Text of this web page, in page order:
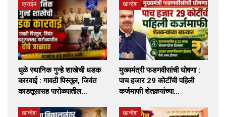
क्राईम
धुळे स्थानिक गुन्हे शाखेची धडक
कारवाई : गावठी पिस्तूल, जिवंत
काडतूसासह पारोळ्यातील…
खान्देश
मुख्यमंत्री फडणवीसांची घोषणा :
पाच हजार 29 कोटींची पहिली
कर्जमाफी शेतकर्‍यांच्या…
खान्देश खान्देश